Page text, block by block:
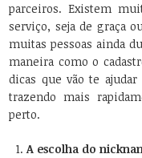
parceiros. Existem
serviço, seja de graça
muitas pessoas ainda
maneira como o
dicas que vão te
trazendo mais
perto.
A escolha do